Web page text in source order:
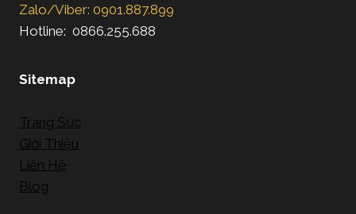
Zalo/Viber: 0901.887.899
Hotline: 0866.255.688
Sitemap
Trang Sức
Giới Thiệu
Liên Hệ
Blog